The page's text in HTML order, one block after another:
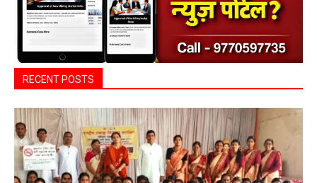
RECENT POSTS